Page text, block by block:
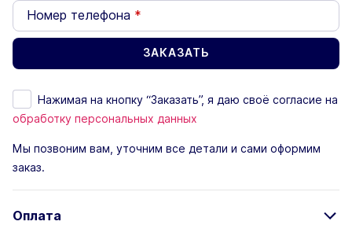
Номер телефона *
Нажимая на кнопку “Заказать”, я даю своё согласие на
обработку персональных данных
Мы позвоним вам, уточним все детали и сами оформим
заказ.
Оплата